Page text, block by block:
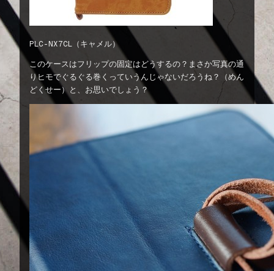
PLC-NX7CL（キャメル）
このケースはフリップの固定はどうするの？まさか写真の通
りヒモでぐるぐる巻くっていうんじゃないだろうね？（めん
どくせー）と、お思いでしょう？